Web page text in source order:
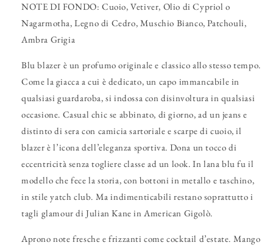
NOTE DI FONDO: Cuoio, Vetiver, Olio di Cypriol o
Nagarmotha, Legno di Cedro, Muschio Bianco, Patchouli,
Ambra Grigia
Blu blazer è un profumo originale e classico allo stesso tempo.
Come la giacca a cui è dedicato, un capo immancabile in
qualsiasi guardaroba, si indossa con disinvoltura in qualsiasi
occasione. Casual chic se abbinato, di giorno, ad un jeans e
distinto di sera con camicia sartoriale e scarpe di cuoio, il
blazer è l’icona dell’eleganza sportiva. Dona un tocco di
eccentricità senza togliere classe ad un look. In lana blu fu il
modello che fece la storia, con bottoni in metallo e taschino,
in stile yatch club. Ma indimenticabili restano soprattutto i
tagli glamour di Julian Kane in American Gigolò.
Aprono note fresche e frizzanti come cocktail d’estate. Mango